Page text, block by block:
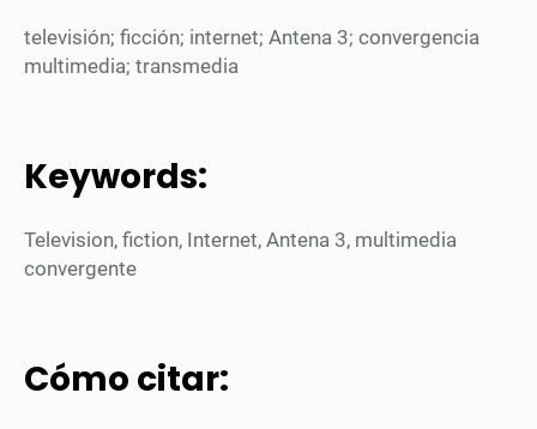
televisión; ficción; internet; Antena 3; convergencia
multimedia; transmedia
Keywords:
Television, fiction, Internet, Antena 3, multimedia
convergente
Cómo citar: